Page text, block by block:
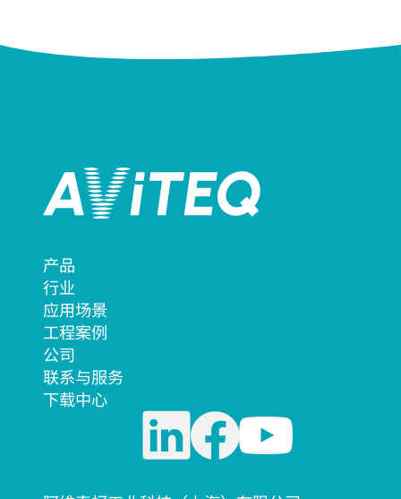
产品
行业
应用场景
工程案例
公司
联系与服务
下载中心